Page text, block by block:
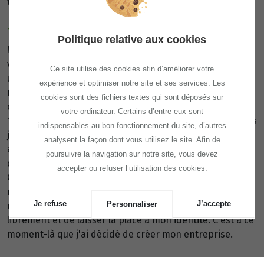
transformant en objets de décoration.
TON PARCOURS EN QUELQUES MOTS :
Mon parcours est assez simple. Très tôt, j'ai su que je
voulais devenir fleuriste. Je me suis donc orientée vers
un CAP puis un BP fleuriste. J'ai exercé ce métier jusqu'à
mes 30 ans. Le commerce n'étant pas toujours
compatible avec ma vie de famille, j'ai fait une pause de
10 ans durant laquelle j'ai été assistante maternelle. Mais
je n'ai jamais vraiment quitté l'univers floral : dans les
activités que je proposais aux enfants, il y avait souvent
du jardinage ou des créations inspirées de la nature.
Quand mes filles ont grandi, j'ai ressenti l'envie de
revenir à la fleur. En revanche, je ne souhaitais pas
retourner chez un patron. J'avais besoin de m'exprimer
librement et de laisser la place à mon identité. C'est à ce
moment-là que j'ai décidé de créer mon entreprise.
Politique relative aux cookies
Ce site utilise des cookies afin d’améliorer votre
expérience et optimiser notre site et ses services. Les
cookies sont des fichiers textes qui sont déposés sur
votre ordinateur. Certains d’entre eux sont
indispensables au bon fonctionnement du site, d’autres
analysent la façon dont vous utilisez le site. Afin de
poursuivre la navigation sur notre site, vous devez
accepter ou refuser l’utilisation des cookies.
Je refuse Personnaliser J’accepte